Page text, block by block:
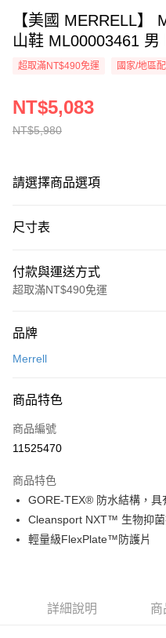
【美國 MERRELL】
山鞋 ML00003461 男
超取滿NT$490免運 國家/地區
NT$5,980
NT$5,083
請選擇商品選項
尺寸表
付款與運送方式
超取滿NT$490免運
信用卡一次付款
3 期 0 利率 每期
合作金庫商業銀行
上海商業儲蓄銀行
臺灣中小企業銀行
匯豐（台灣）商業銀行
聯邦商業銀行
元大商業銀行
超商取貨付款
LINE Pay
Apple Pay
ATM付款
品牌
Merrell
商品特色
商品編號
11525470
商品特色
GORE-TEX® 防水結構，具
Cleansport NXT™ 生物抑
輕量級FlexPlate™防護片
詳細說明 商